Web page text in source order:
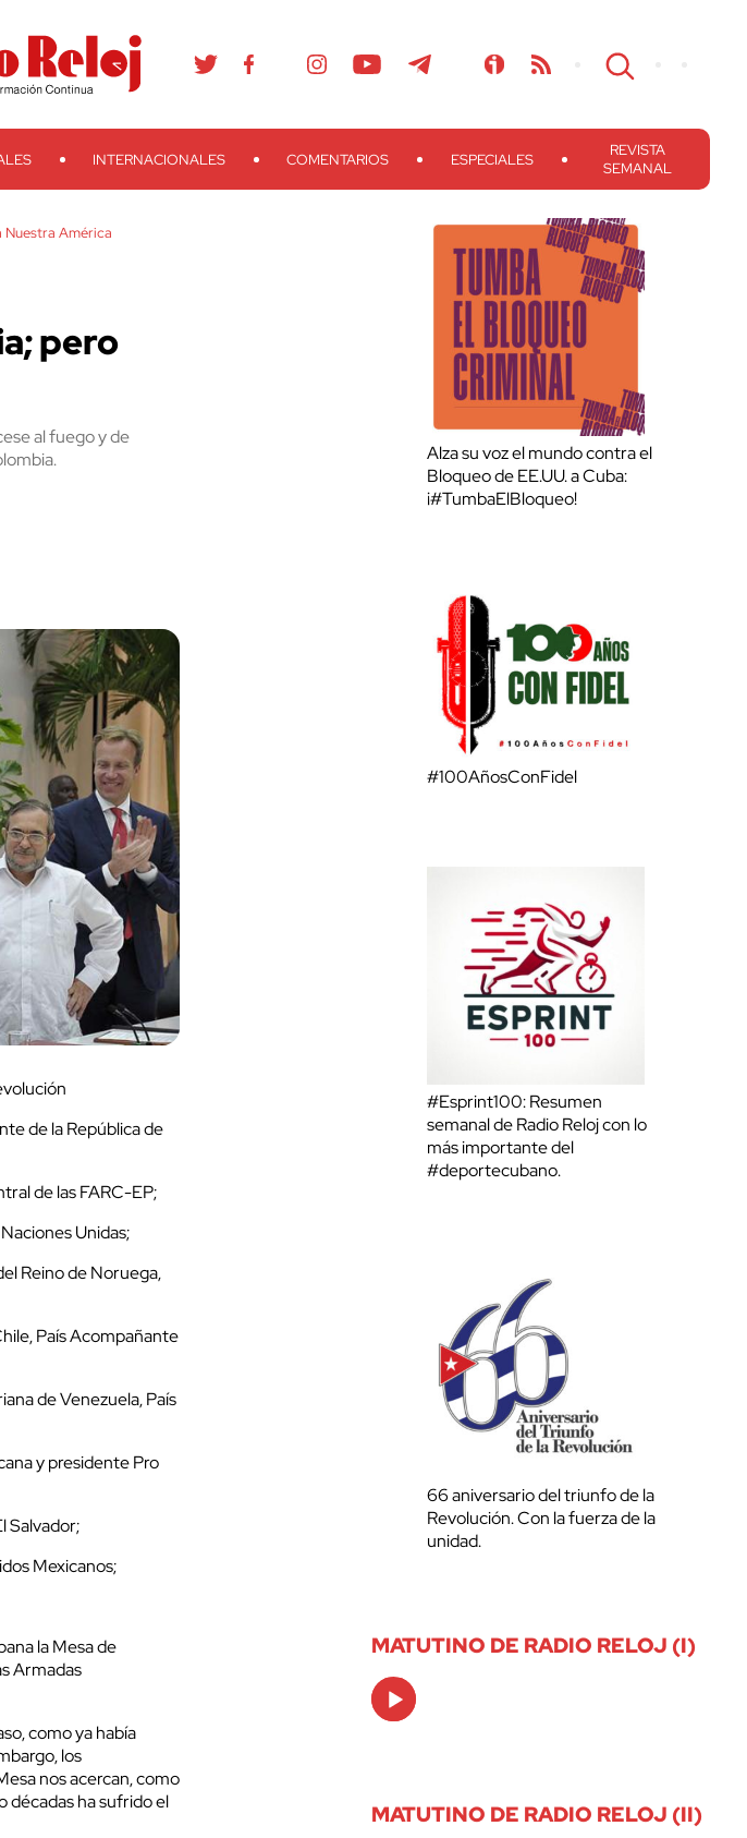
Search
INTERNACIONALES COMENTARIOS ESPECIALES
REVISTA
SEMANAL
América
pero
al fuego y de
de la República de
de las FARC-EP;
Unidas;
Reino de Noruega,
País Acompañante
de Venezuela, País
y presidente Pro
Salvador;
Mexicanos;
la Mesa de
Armadas
como ya había
los
nos acercan, como
décadas ha sufrido el
Alza su voz el mundo contra el
Bloqueo de EE.UU. a Cuba:
¡#TumbaElBloqueo!
#100AñosConFidel
#Esprint100: Resumen
semanal de Radio Reloj con lo
más importante del
#deportecubano.
66 aniversario del triunfo de la
Revolución. Con la fuerza de la
unidad.
MATUTINO DE RADIO RELOJ (I)
Audio
Player
MATUTINO DE RADIO RELOJ (II)